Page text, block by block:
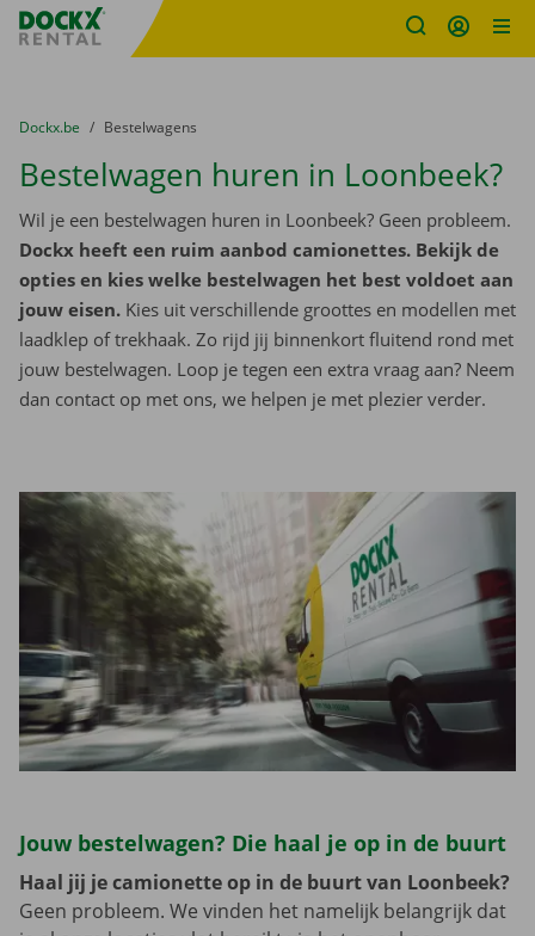
Fratello DEMO
U bevindt zich hier:
van
Dockx.be naar
Bestelwagens
Bestelwagen huren in Loonbeek?
Wil je een bestelwagen huren in Loonbeek? Geen probleem.
Dockx heeft een ruim aanbod camionettes. Bekijk de
opties en kies welke bestelwagen het best voldoet aan
jouw eisen. Kies uit verschillende groottes en modellen met
laadklep of trekhaak. Zo rijd jij binnenkort fluitend rond met
jouw bestelwagen. Loop je tegen een extra vraag aan? Neem
dan contact op met ons, we helpen je met plezier verder.
Jouw bestelwagen? Die haal je op in de buurt
Haal jij je camionette op in de buurt van Loonbeek?
Geen probleem. We vinden het namelijk belangrijk dat